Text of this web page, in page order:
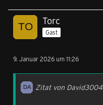
Torc
Gast
9. Januar 2026 um 11:26
Zitat von David3004